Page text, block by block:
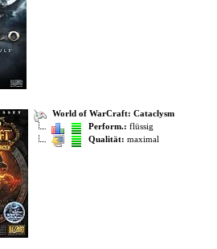
World of WarCraft: Cataclysm
Perform.: flüssig
Qualität: maximal